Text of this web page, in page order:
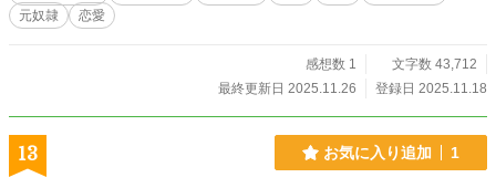
兄妹だと信じているのに、兄に恋しちゃってます。ご不快に
元奴隷
恋愛
感想数 1
文字数 43,712
最終更新日 2025.11.26
登録日 2025.11.18
13 お気に入り追加 1